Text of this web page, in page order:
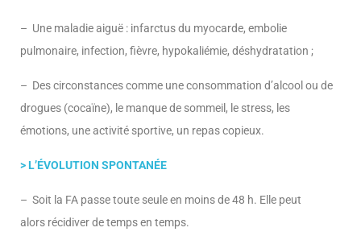
– Une maladie aiguë : infarctus du myocarde, embolie
pulmonaire, infection, fièvre, hypokaliémie, déshydratation ;
– Des circonstances comme une consommation d’alcool ou de
drogues (cocaïne), le manque de sommeil, le stress, les
émotions, une activité sportive, un repas copieux.
> L’ÉVOLUTION SPONTANÉE
– Soit la FA passe toute seule en moins de 48 h. Elle peut
alors récidiver de temps en temps.